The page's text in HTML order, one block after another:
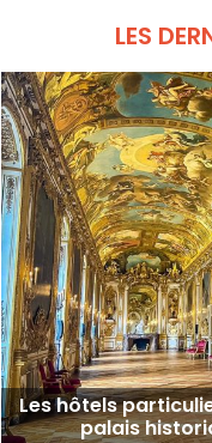
LES
Les hôtels
palais